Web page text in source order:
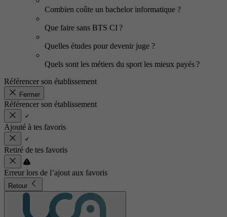
Combien coûte un bachelor informatique ?
Que faire sans BTS CI ?
Quelles études pour devenir juge ?
Quels sont les métiers du sport les mieux payés ?
Référencer son établissement
Fermer
Référencer son établissement
Ajouté à tes favoris
Retiré de tes favoris
Erreur lors de l’ajout aux favoris
Retour